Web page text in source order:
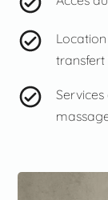
transfert